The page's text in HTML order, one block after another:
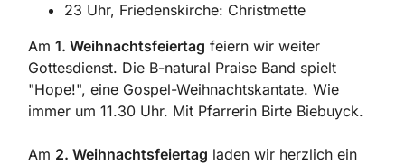
23 Uhr, Friedenskirche: Christmette
Am 1. Weihnachtsfeiertag feiern wir weiter
Gottesdienst. Die B-natural Praise Band spielt
"Hope!", eine Gospel-Weihnachtskantate. Wie
immer um 11.30 Uhr. Mit Pfarrerin Birte Biebuyck.
Am 2. Weihnachtsfeiertag laden wir herzlich ein